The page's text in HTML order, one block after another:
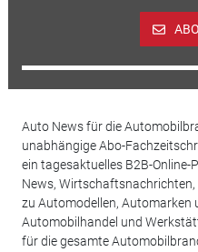
Auto News für die
unabhängige Abo-
ein tagesaktuelles B2B-Online-
News,
zu Automodellen, Automarken
Automobilhandel und
für die gesamte